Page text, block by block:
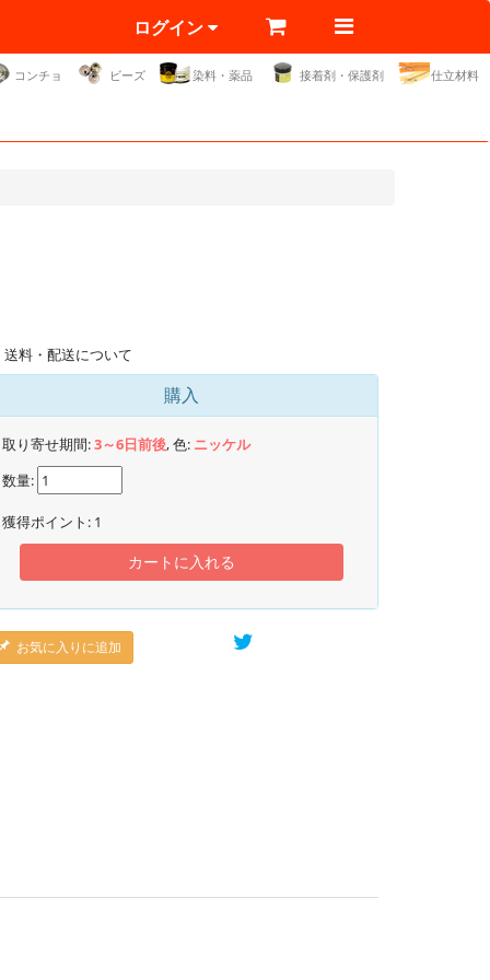
ログイン
コンチョ ビーズ 染料・薬品 接着剤・保護剤 仕立材料
送料・配送について
購入
取り寄せ期間:3～6日前後, 色: ニッケル
数量:
獲得ポイント: 1
カートに入れる
お気に入りに追加